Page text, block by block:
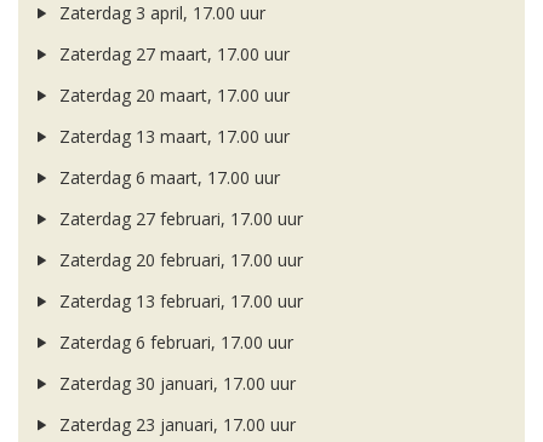
Zaterdag 3 april, 17.00 uur
Zaterdag 27 maart, 17.00 uur
Zaterdag 20 maart, 17.00 uur
Zaterdag 13 maart, 17.00 uur
Zaterdag 6 maart, 17.00 uur
Zaterdag 27 februari, 17.00 uur
Zaterdag 20 februari, 17.00 uur
Zaterdag 13 februari, 17.00 uur
Zaterdag 6 februari, 17.00 uur
Zaterdag 30 januari, 17.00 uur
Zaterdag 23 januari, 17.00 uur